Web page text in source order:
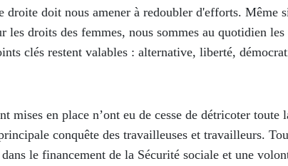
droite doit nous amener à redoubler d'efforts. Même
les droits des femmes, nous sommes au quotidien
clés restent valables : alternative, liberté,
mises en place n’ont eu de cesse de détricoter
conquête des travailleuses et travailleurs.
le financement de la Sécurité sociale et une